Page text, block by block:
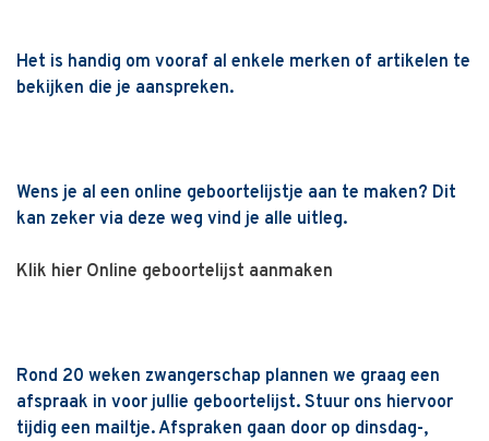
Het is handig om vooraf al enkele merken of artikelen te
bekijken die je aanspreken.
Wens je al een online geboortelijstje aan te maken? Dit
kan zeker via deze weg vind je alle uitleg.
Klik hier Online geboortelijst aanmaken
Rond 20 weken zwangerschap plannen we graag een
afspraak in voor jullie geboortelijst. Stuur ons hiervoor
tijdig een mailtje. Afspraken gaan door op dinsdag-,